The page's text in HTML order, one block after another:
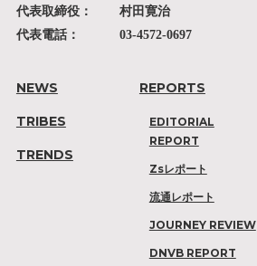
代表取締役：
村田寛治
代表電話：
03-4572-0697
NEWS
TRIBES
TRENDS
REPORTS
EDITORIAL
REPORT
Zsレポート
流通レポート
JOURNEY REVIEW
DNVB REPORT